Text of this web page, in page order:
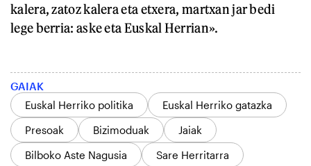
kalera, zatoz kalera eta etxera, martxan jar bedi
lege berria: aske eta Euskal Herrian».
GAIAK
Euskal Herriko politika
Euskal Herriko gatazka
Presoak
Bizimoduak
Jaiak
Bilboko Aste Nagusia
Sare Herritarra